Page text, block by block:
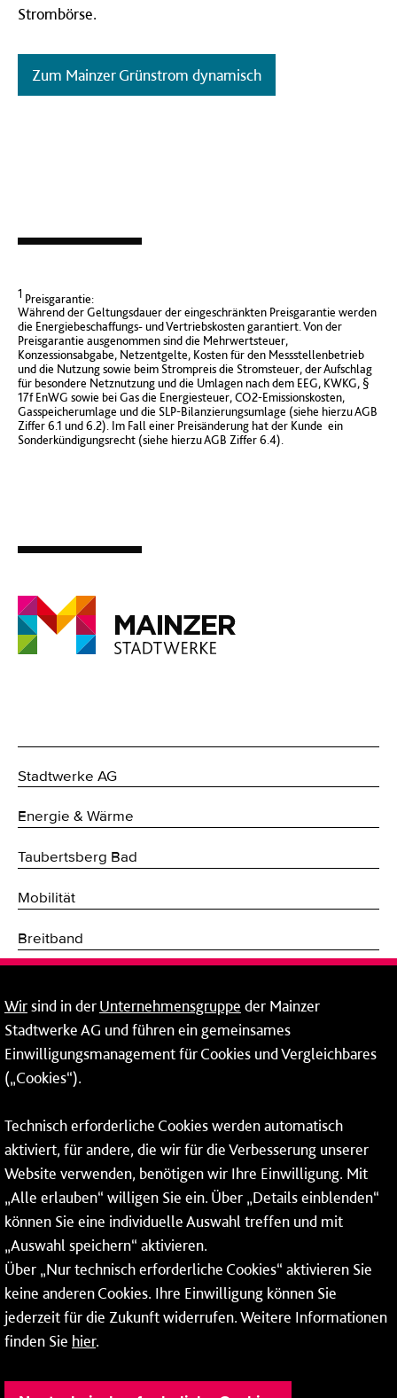
Strombörse.
Zum Mainzer Grünstrom dynamisch
1 Preisgarantie:
Während der Geltungsdauer der eingeschränkten Preisgarantie werden
die Energiebeschaffungs- und Vertriebskosten garantiert. Von der
Preisgarantie ausgenommen sind die Mehrwertsteuer,
Konzessionsabgabe, Netzentgelte, Kosten für den Messstellenbetrieb
und die Nutzung sowie beim Strompreis die Stromsteuer, der Aufschlag
für besondere Netznutzung und die Umlagen nach dem EEG, KWKG, §
17f EnWG sowie bei Gas die Energiesteuer, CO2-Emissionskosten,
Gasspeicherumlage und die SLP-Bilanzierungsumlage (siehe hierzu AGB
Ziffer 6.1 und 6.2). Im Fall einer Preisänderung hat der Kunde ein
Sonderkündigungsrecht (siehe hierzu AGB Ziffer 6.4).
Stadtwerke AG
Energie & Wärme
Taubertsberg Bad
Mobilität
Breitband
Mainzer Stadtwerke Energie und Service GmbH
Rheinallee 41
55118 Mainz
Tel.:06131 - 12 90 90
Fax: 06131 - 12 9 90 90
So erreichen Sie uns
Montag bis Donnerstag: 08:00–17:00 Uhr
Freitag: 08:00–15:00 Uhr
Wirsind in derUnternehmensgruppe der Mainzer
Stadtwerke AG und führen ein gemeinsames
Einwilligungsmanagement für Cookies und Vergleichbares
(„Cookies“).
Technisch erforderliche Cookies werden automatisch
aktiviert, für andere, die wir für die Verbesserung unserer
Website verwenden, benötigen wir Ihre Einwilligung. Mit
„Alle erlauben“ willigen Sie ein. Über „Details einblenden“
können Sie eine individuelle Auswahl treffen und mit
„Auswahl speichern“ aktivieren.
Über „Nur technisch erforderliche Cookies“ aktivieren Sie
keine anderen Cookies. Ihre Einwilligung können Sie
jederzeit für die Zukunft widerrufen. Weitere Informationen
finden Sie hier.